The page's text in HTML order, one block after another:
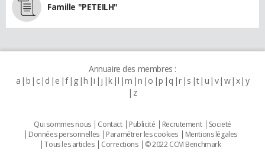
Famille "PETEILH"
Annuaire des membres :
a b c d e f g h i j k l m n o p q r s t u v w x y
z
Qui sommes nous Contact Publicité Recrutement
Societé
Données personnelles
Paramétrer les cookies
Mentions légales
Tous les articles
Corrections © 2022 CCM Benchmark